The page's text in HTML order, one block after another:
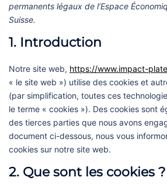
permanents légaux de l’Espace
Suisse.
1. Introduction
Notre site web, https://www.impact-
« le site web ») utilise des cookies et
(par simplification, toutes ces
le terme « cookies »). Des cookies sont
des tierces parties que nous avons
document ci-dessous, nous vous
cookies sur notre site web.
2. Que sont les cookies ?